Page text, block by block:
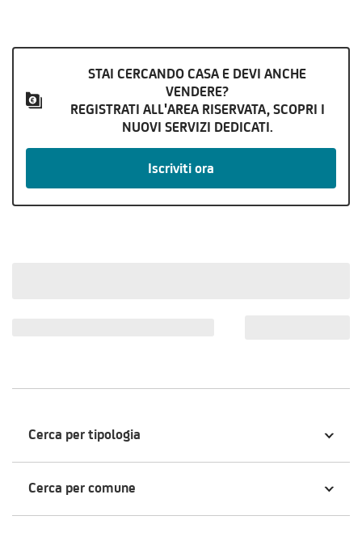
STAI CERCANDO CASA E DEVI ANCHE
VENDERE?
REGISTRATI ALL'AREA RISERVATA, SCOPRI I
NUOVI SERVIZI DEDICATI.
Iscriviti ora
Cerca per tipologia
Cerca per comune